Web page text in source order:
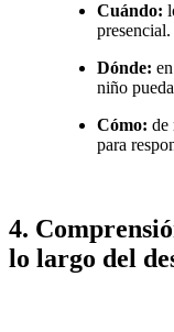
Cuándo:
presencial.
Dónde:
niño
Cómo: de
para
4.
lo largo del